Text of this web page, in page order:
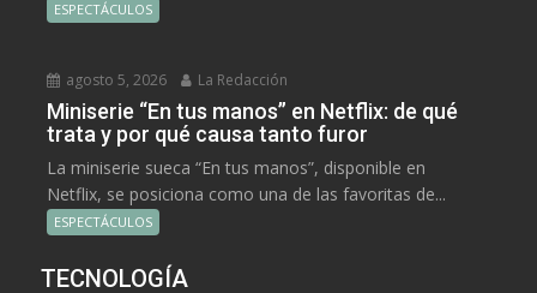
ESPECTÁCULOS
agosto 5, 2026 La Redacción
Miniserie “En tus manos” en Netflix: de qué
trata y por qué causa tanto furor
La miniserie sueca “En tus manos”, disponible en
Netflix, se posiciona como una de las favoritas de...
ESPECTÁCULOS
TECNOLOGÍA